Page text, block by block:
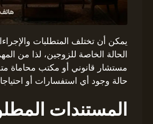
يمكن أن تختلف المتطلبات
الحالة الخاصة للزوجين، لذا من
مستشار قانوني أو مكتب
حالة وجود أي استفسارات أو
المستندات